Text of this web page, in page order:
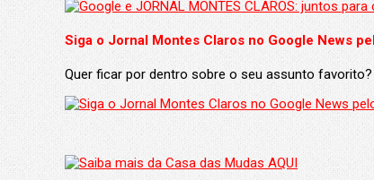
Siga o Jornal Montes Claros no Google News
Quer ficar por dentro sobre o seu assunto